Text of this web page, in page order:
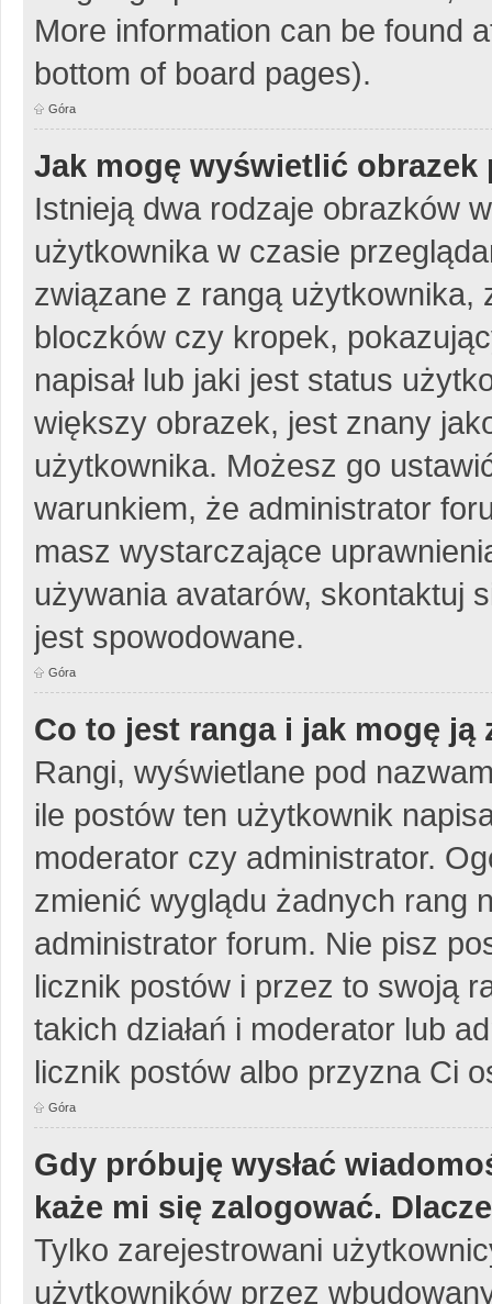
More information can be found
bottom of board pages).
Góra
Jak mogę wyświetlić
Istnieją dwa rodzaje obrazków
użytkownika w czasie
związane z rangą użytkownika,
bloczków czy kropek,
napisał lub jaki jest status
większy obrazek, jest znany
użytkownika. Możesz go
warunkiem, że administrator
masz wystarczające
używania avatarów, skontaktuj
jest spowodowane.
Góra
Co to jest ranga i jak mogę ją
Rangi, wyświetlane pod
ile postów ten użytkownik
moderator czy administrator.
zmienić wyglądu żadnych rang
administrator forum. Nie pisz
licznik postów i przez to swoją
takich działań i moderator lub
licznik postów albo przyzna Ci
Góra
Gdy próbuję wysłać
każe mi się zalogować.
Tylko zarejestrowani
użytkowników przez